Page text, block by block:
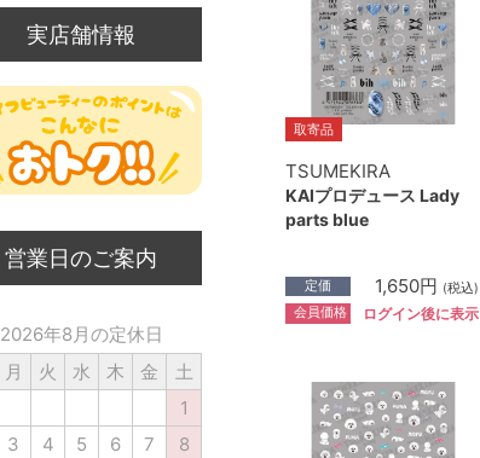
取寄品
TSUMEKIRA
KAIプロデュース Lady
parts blue
定価 1,650円 (税込)
会員価格 ログイン後に表示
実店舗情報
営業日のご案内
2026年8月の定休日
月 火 水 木 金
土
1
3 4 5 6 7
8